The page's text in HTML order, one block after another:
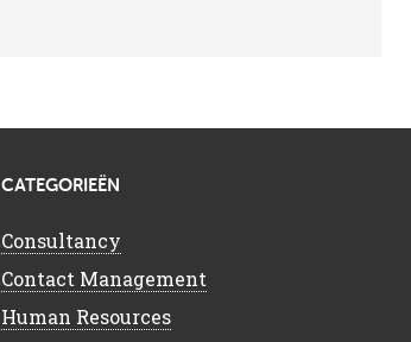
CATEGORIEËN
Consultancy
Contact Management
Human Resources